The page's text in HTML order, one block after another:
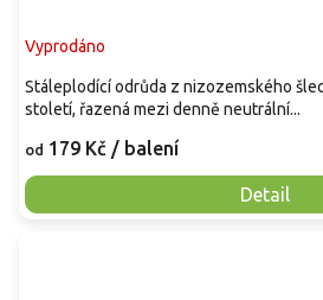
Vyprodáno
od 179 Kč / balení
Detail
Stáleplodící odrůda z nizozemského
století, řazená mezi denně neutrální...